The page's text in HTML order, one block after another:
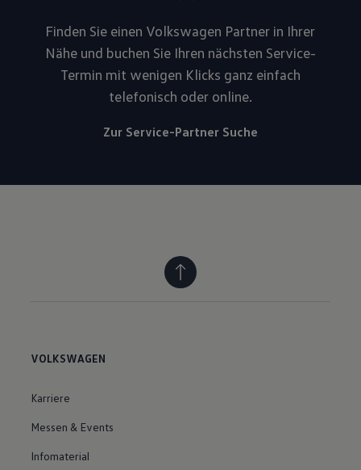
Finden Sie einen Volkswagen Partner in Ihrer
Nähe und buchen Sie Ihren nächsten Service-
Termin mit wenigen Klicks ganz einfach
telefonisch oder online.
Zur Service-Partner Suche
VOLKSWAGEN
Karriere
Messen & Events
Infomaterial